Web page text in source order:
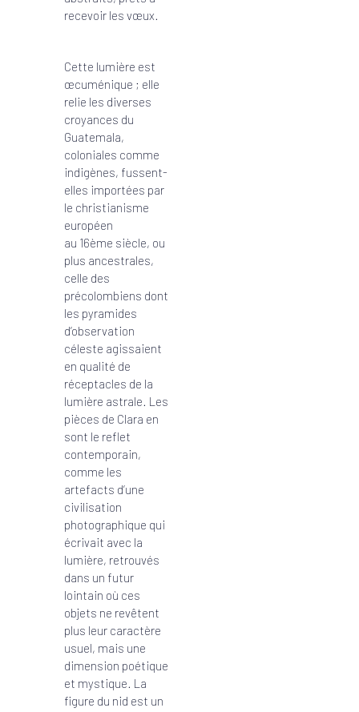
recevoir les vœux.
Cette lumière est
œcuménique ; elle
relie les diverses
croyances du
Guatemala,
coloniales comme
indigènes, fussent-
elles importées par
le christianisme
européen
au 16ème siècle, ou
plus ancestrales,
celle des
précolombiens dont
les pyramides
d’observation
céleste agissaient
en qualité de
réceptacles de la
lumière astrale. Les
pièces de Clara en
sont le reflet
contemporain,
comme les
artefacts d’une
civilisation
photographique qui
écrivait avec la
lumière, retrouvés
dans un futur
lointain où ces
objets ne revêtent
plus leur caractère
usuel, mais une
dimension poétique
et mystique. La
figure du nid est un